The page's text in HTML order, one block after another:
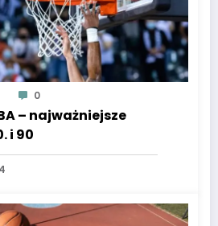
0
– najważniejsze
i 90